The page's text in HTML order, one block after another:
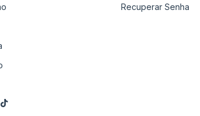
Recuperar Senha